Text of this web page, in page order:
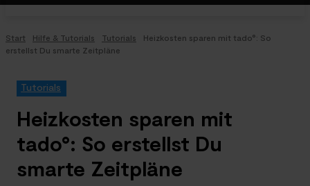
Start Hilfe & Tutorials Tutorials
Heizkosten sparen mit tado°: So
erstellst Du smarte Zeitpläne
Tutorials
Heizkosten sparen mit
tado°: So erstellst Du
smarte Zeitpläne